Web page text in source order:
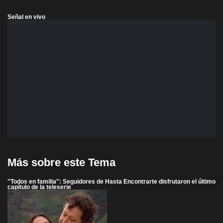
Señal en vivo
Más sobre este Tema
"Todos en familia": Seguidores de Hasta Encontrarte disfrutaron el último
capítulo de la teleserie